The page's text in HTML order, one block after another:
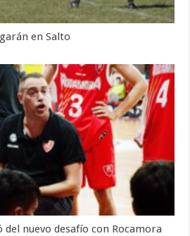
en Salto
nuevo desafío con Rocamora